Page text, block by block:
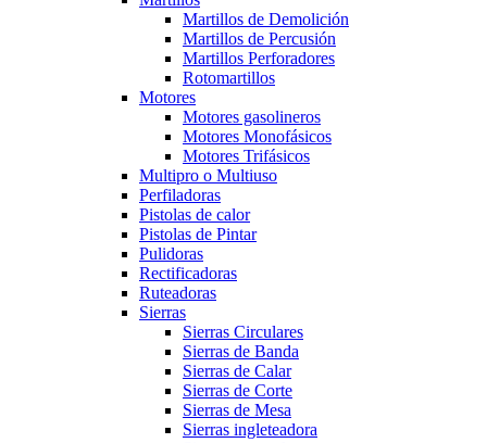
Martillos de Demolición
Martillos de Percusión
Martillos Perforadores
Rotomartillos
Motores
Motores gasolineros
Motores Monofásicos
Motores Trifásicos
Multipro o Multiuso
Perfiladoras
Pistolas de calor
Pistolas de Pintar
Pulidoras
Rectificadoras
Ruteadoras
Sierras
Sierras Circulares
Sierras de Banda
Sierras de Calar
Sierras de Corte
Sierras de Mesa
Sierras ingleteadora